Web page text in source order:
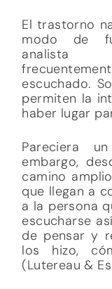
El trastorno
modo de
analista
escuchado.
permiten la
haber lugar
Pareciera
embargo,
camino
que llegan a
a la persona
escucharse
de pensar y
los hizo,
(Lutereau &